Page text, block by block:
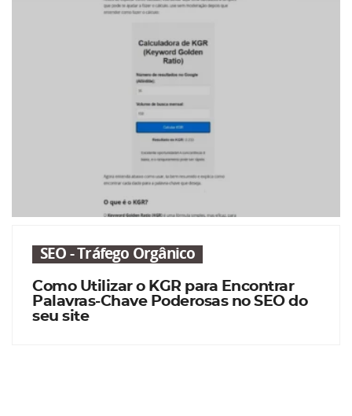
SEO - Tráfego Orgânico
Como Utilizar o KGR para Encontrar
Palavras-Chave Poderosas no SEO do
seu site